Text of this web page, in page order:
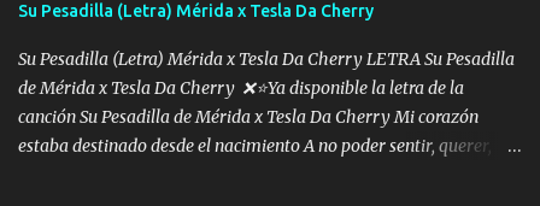
malcriado un malandrón Que Les importa no saben nada falsas
las risas las que me miran hay gente corriente no quieren ve...
Su Pesadilla (Letra) Mérida x Tesla Da Cherry
Su Pesadilla (Letra) Mérida x Tesla Da Cherry LETRA Su Pesadilla
de Mérida x Tesla Da Cherry ❌⭐Ya disponible la letra de la
canción Su Pesadilla de Mérida x Tesla Da Cherry Mi corazón
estaba destinado desde el nacimiento A no poder sentir, querer,